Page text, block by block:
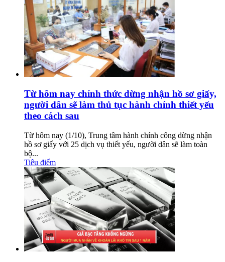
Từ hôm nay chính thức dừng nhận hồ sơ giấy,
người dân sẽ làm thủ tục hành chính thiết yếu
theo cách sau
Từ hôm nay (1/10), Trung tâm hành chính công dừng nhận
hồ sơ giấy với 25 dịch vụ thiết yếu, người dân sẽ làm toàn
bộ...
Tiêu điểm